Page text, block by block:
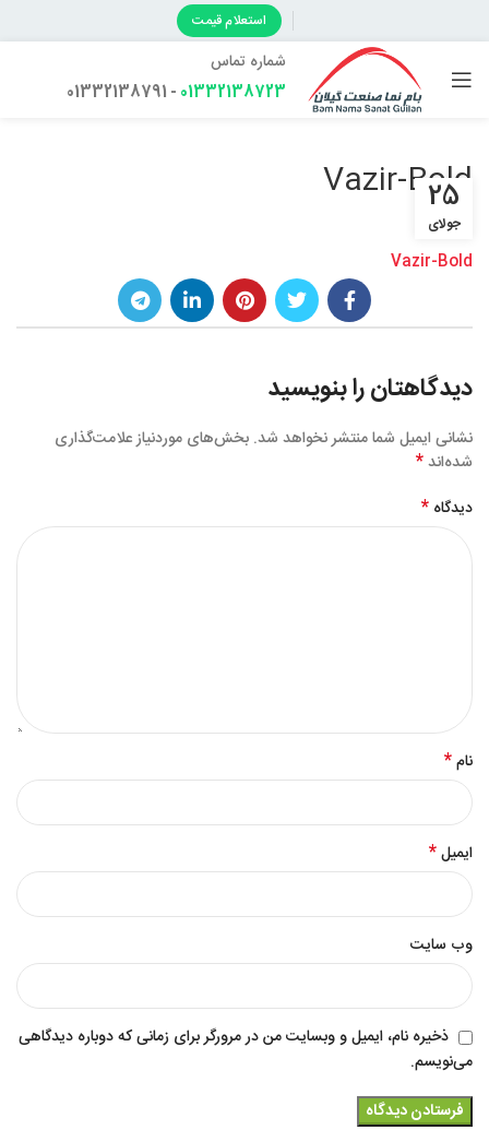
استعلام قیمت
شماره تماس
01332138723
- 01332138791
Vazir-Bold
25
جولای
Vazir-Bold
دیدگاهتان را بنویسید
نشانی ایمیل شما منتشر نخواهد شد. بخش‌های موردنیاز علامت‌گذاری
شده‌اند*
دیدگاه *
نام*
ایمیل*
وب‌ سایت
ذخیره نام، ایمیل و وبسایت من در مرورگر برای زمانی که دوباره دیدگاهی
می‌نویسم.